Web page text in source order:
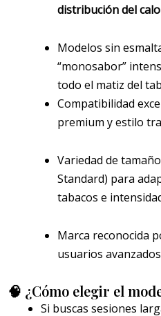
distribución del
Modelos sin
“monosabor”
todo el matiz del
Compatibilidad
premium y estilo
Variedad de
Standard) para
tabacos e
Marca reconocida
usuarios
🧠 ¿Cómo elegir el
Si buscas sesiones